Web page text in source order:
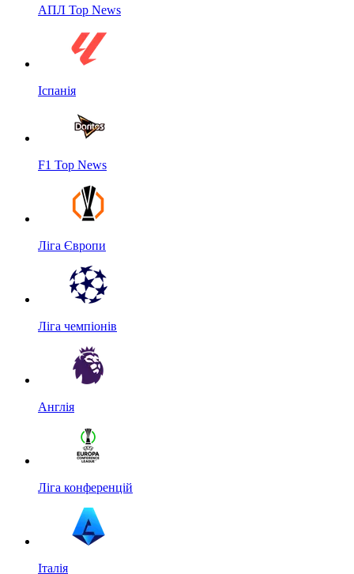
АПЛ Top News
Іспанія
F1 Top News
Ліга Європи
Ліга чемпіонів
Англія
Ліга конференцій
Італія